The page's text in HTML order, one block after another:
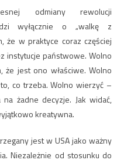
odmiany rewolucji
wyłącznie o „walkę z
że w praktyce coraz częściej
instytucje państwowe. Wolno
że jest ono właściwe. Wolno
co trzeba. Wolno wierzyć –
żadne decyzje. Jak widać,
kreatywna.
jest w USA jako ważny
Niezależnie od stosunku do